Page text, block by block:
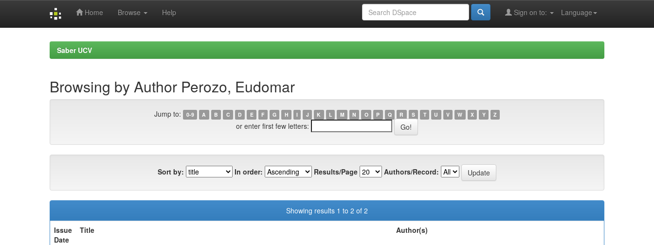
Home Browse Help Language
Sign on to:
Saber UCV
Browsing by Author Perozo, Eudomar
Jump to: 0-9 A B C D E F G H I J K L M N O P Q R S T U V W X Y Z
or enter first few letters:
Sort by: In order: Results/Page Authors/Record:
Showing results 1 to 2 of 2
Issue
Date
Title Author(s)